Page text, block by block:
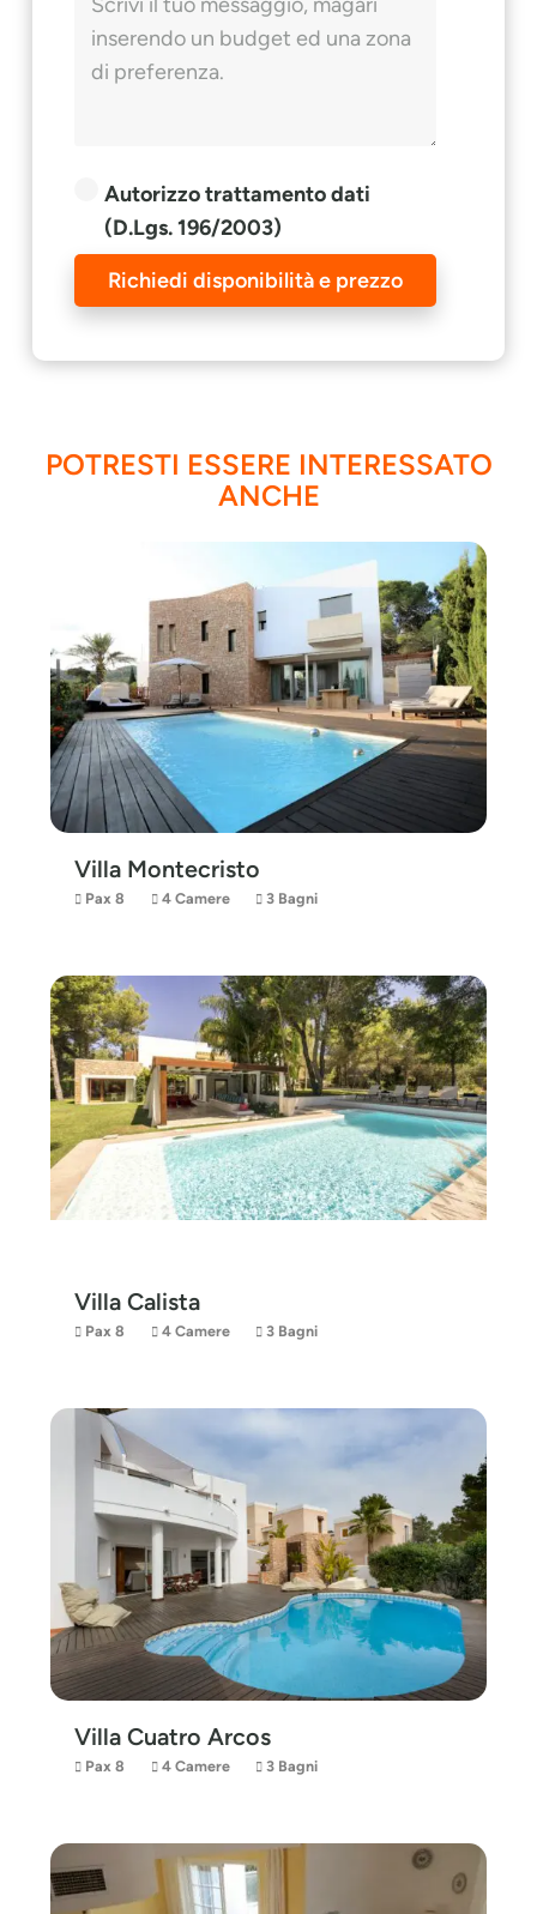
Autorizzo trattamento dati
(D.Lgs. 196/2003)
Richiedi disponibilità e prezzo
POTRESTI ESSERE INTERESSATO
ANCHE
Villa Montecristo
Pax 8 4 Camere 3 Bagni
Villa Calista
Pax 8 4 Camere 3 Bagni
Villa Cuatro Arcos
Pax 8 4 Camere 3 Bagni